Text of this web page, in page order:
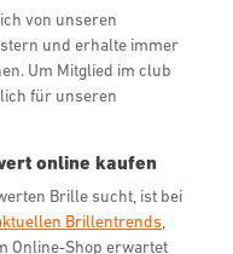
von unseren
und erhalte immer
Um Mitglied im club
für unseren
online kaufen
Brille sucht, ist bei
Brillentrends
Online-Shop erwartet